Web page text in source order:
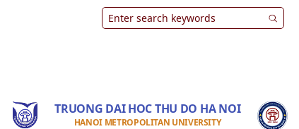
TRUONG DAI HOC THU DO HA NOI
HANOI METROPOLITAN UNIVERSITY